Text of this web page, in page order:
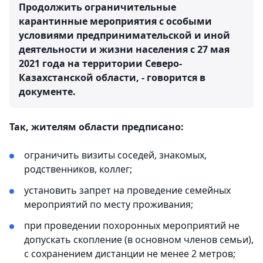
Продолжить ограничительные
карантинные мероприятия с особыми
условиями предпринимательской и иной
деятельности и жизни населения с 27 мая
2021 года на территории Северо-
Казахстанской области, - говорится в
документе.
Так, жителям области предписано:
ограничить визиты соседей, знакомых,
родственников, коллег;
установить запрет на проведение семейных
мероприятий по месту проживания;
при проведении похоронных мероприятий не
допускать скопление (в основном членов семьи),
с сохранением дистанции не менее 2 метров;